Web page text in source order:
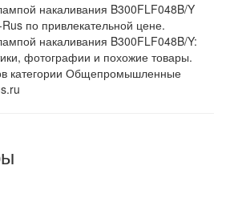
накаливания B300FLF048B/Y
по привлекательной цене.
накаливания B300FLF048B/Y:
фотографии и похожие товары.
категории Общепромышленные